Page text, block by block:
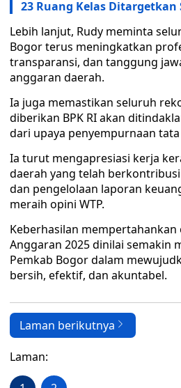
23 Ruang Kelas Ditargetkan
Lebih lanjut, Rudy meminta
Bogor terus meningkatkan
transparansi, dan tanggung
anggaran daerah.
Ia juga memastikan seluruh
diberikan BPK RI akan
dari upaya penyempurnaan
Ia turut mengapresiasi kerja
daerah yang telah
dan pengelolaan laporan
meraih opini WTP.
Keberhasilan mempertahankan
Anggaran 2025 dinilai semakin
Pemkab Bogor dalam
bersih, efektif, dan akuntabel.
Laman berikutnya
Laman: